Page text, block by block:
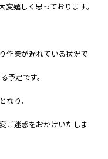
嬉しく思っております。
作業が遅れている状況で
予定です。
り、
ご迷惑をおかけいたしま